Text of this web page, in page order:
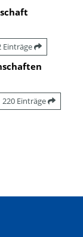
Einträge
220 Einträge